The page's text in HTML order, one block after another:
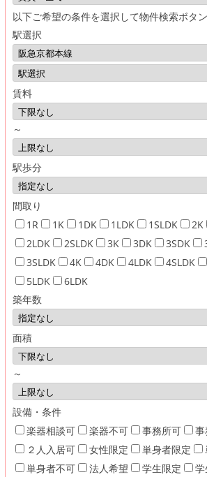
以下ご希望の条件を選択して物件検索ボタ
駅選択
賃料
～
駅歩分
間取り
1R
1K 1DK 1LDK 1SLDK 2K
2LDK
2SLDK 3K 3DK 3SDK
3SLDK
4K 4DK 4LDK 4SLDK
5LDK
6LDK
築年数
面積
～
設備・条件
楽器相談可
楽器不可 事務所可
２人入居可
女性限定 単身者限定
単身者不可
法人希望 学生限定
学